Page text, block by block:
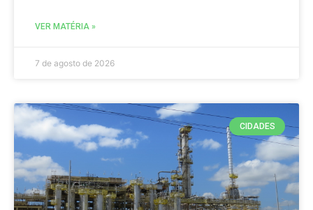
VER MATÉRIA »
7 de agosto de 2026
CIDADES